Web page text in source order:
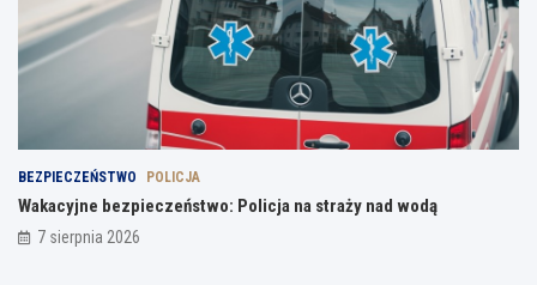
BEZPIECZEŃSTWO POLICJA
Wakacyjne bezpieczeństwo: Policja na straży nad wodą
7 sierpnia 2026